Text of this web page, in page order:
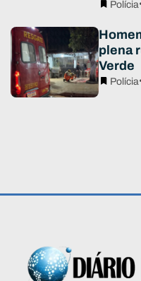
Polícia
plena
Verde
Polícia